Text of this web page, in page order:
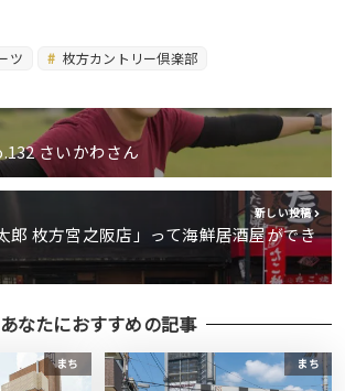
ツ 枚方カントリー倶楽部
さいかわさん
新しい投稿
郎 枚方宮之阪店」って海鮮居酒屋ができ
あなたにおすすめの記事
まち まち